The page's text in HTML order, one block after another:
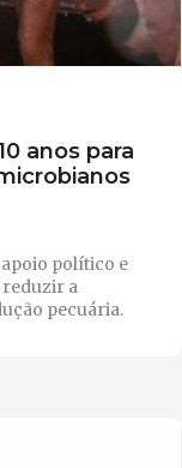
anos para
político e
a
pecuária.